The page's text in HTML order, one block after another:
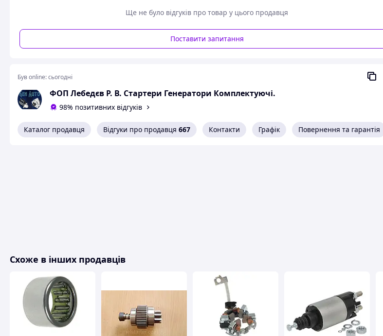
V: 12
Z: 9
A: 76
B: 27.5
Ще не було відгуків про товар у цього продавця
Поставити запитання
Був online:сьогодні
ФОП Лебедєв Р. В. Стартери Генератори Комплектуючі.
98% позитивних відгуків
Каталог продавця Відгуки про продавця 667 Контакти Графік Повернення та гарантія
Схоже в інших продавців